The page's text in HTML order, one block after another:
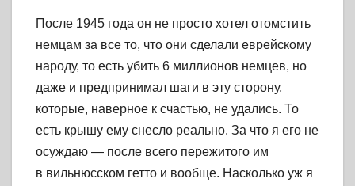
После 1945 года он не просто хотел отомстить
немцам за все то, что они сделали еврейскому
народу, то есть убить 6 миллионов немцев, но
даже и предпринимал шаги в эту сторону,
которые, наверное к счастью, не удались. То
есть крышу ему снесло реально. За что я его не
осуждаю — после всего пережитого им
в вильнюсском гетто и вообще. Насколько уж я